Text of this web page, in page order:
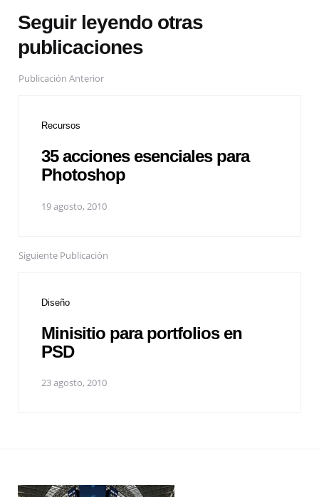
Seguir leyendo otras
publicaciones
Publicación Anterior
Recursos
35 acciones esenciales para
Photoshop
19 agosto, 2010
Siguiente Publicación
Diseño
Minisitio para portfolios en
PSD
23 agosto, 2010